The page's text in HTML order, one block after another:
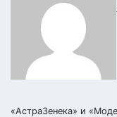
«АстраЗенека» и